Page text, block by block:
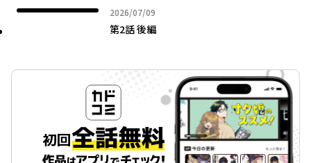
2026/07/09
2026年07月09日
第2話 後編